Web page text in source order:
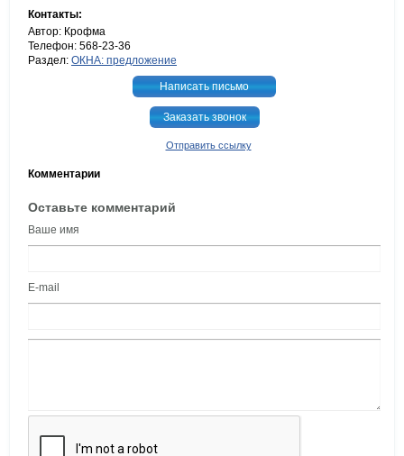
Контакты:
Автор: Крофма
Телефон: 568-23-36
Раздел: ОКНА: предложение
Написать письмо
Заказать звонок
Отправить ссылку
Комментарии
Оставьте комментарий
Ваше имя
E-mail